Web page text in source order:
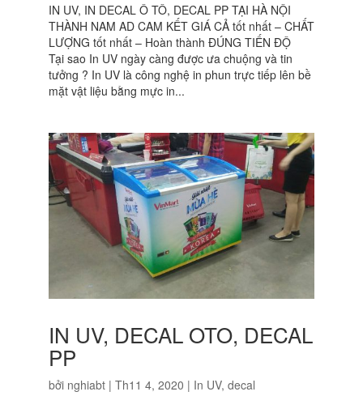
IN UV, IN DECAL Ô TÔ, DECAL PP TẠI HÀ NỘI
THÀNH NAM AD CAM KẾT GIÁ CẢ tốt nhất – CHẤT
LƯỢNG tốt nhất – Hoàn thành ĐÚNG TIẾN ĐỘ
Tại sao In UV ngày càng được ưa chuộng và tin
tưởng ? In UV là công nghệ in phun trực tiếp lên bề
mặt vật liệu bằng mực in...
IN UV, DECAL OTO, DECAL
PP
bởi nghiabt| Th11 4, 2020 | In UV, decal